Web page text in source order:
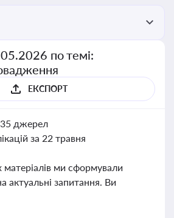
по темі:
ЕКСПОРТ
джерел
за 22 травня
матеріалів ми сформували
актуальні запитання. Ви